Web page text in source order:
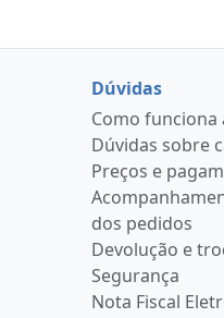
Dúvidas
Como funciona
Dúvidas sobre
Preços e
dos pedidos
Devolução e
Segurança
Nota Fiscal